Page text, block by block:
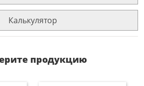
Калькулятор
продукцию